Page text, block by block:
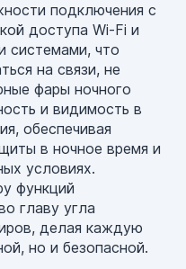
подключения с
доступа Wi-Fi и
системами, что
на связи, не
фары ночного
и видимость в
обеспечивая
в ночное время и
условиях.
функций
главу угла
делая каждую
но и безопасной.